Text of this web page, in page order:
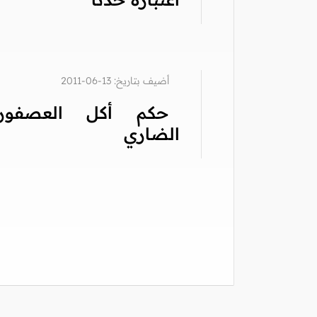
أضيف بتاريخ: 13-06-2011
حكم أكل العصفور
الضاري